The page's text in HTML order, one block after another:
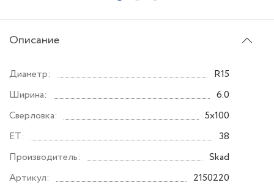
Описание
Диаметр:
R15
Ширина:
6.0
Сверловка:
5x100
ET:
38
Производитель:
Skad
Артикул:
2150220